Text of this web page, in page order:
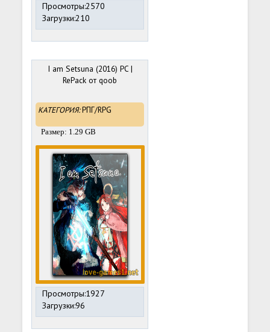
Просмотры:2570
Загрузки:210
I am Setsuna (2016) PC |
RePack от qoob
КАТЕГОРИЯ:РПГ/RPG
Размер: 1.29 GB
Просмотры:1927
Загрузки:96